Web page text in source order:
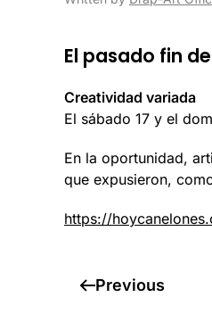
El pasado fin
Creatividad variada
El sábado 17 y el
En la oportunidad,
que expusieron,
https://
Previous